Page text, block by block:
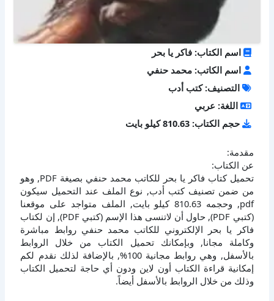
اسم الكتاب: فاكر يا بحر
اسم الكاتب: محمد حنفي
التصنيف: كتب أدب
اللغة: عربي
حجم الكتاب: 810.63 كيلو بايت
مقدمة:
عن الكتاب:
تحميل كتاب فاكر يا بحر للكاتب محمد حنفي بصيغة PDF, وهو
من ضمن تصنيف كتب أدب, نوع الملف عند التحميل سيكون
pdf, وحجمه 810.63 كيلو بايت, الملف متواجد على موقعنا
(كتبي PDF), حاول أن لاتنسى هذا الإسم (كتبي PDF), إن لكتاب
فاكر يا بحر الإلكتروني للكاتب محمد حنفي روابط مباشرة
وكاملة مجانا, وبإمكانك تحميل الكتاب من خلال الروابط
بالأسفل, وهي روابط مجانية 100%, بالإضافة لذلك نقدم لكم
إمكانية قراءة الكتاب أون لاين ودون أي حاجة لتحميل الكتاب
وذلك من خلال الروابط بالأسفل أيضاً.